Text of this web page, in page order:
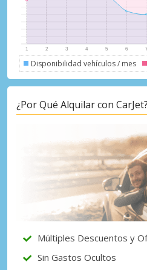
Disponibilidad vehículos / mes
¿Por Qué Alquilar con CarJet?
Múltiples Descuentos y
Sin Gastos Ocultos